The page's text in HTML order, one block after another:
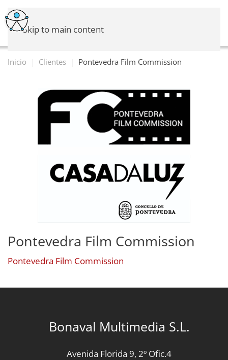
Skip to main content
Inicio Clientes Pontevedra Film Commission
Pontevedra Film Commission
Pontevedra Film Commission
Bonaval Multimedia S.L.
Avenida Florida 9, 2º Ofic.4